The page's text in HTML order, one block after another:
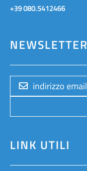
+39 080.5412466
NEWSLETTER
LINK UTILI